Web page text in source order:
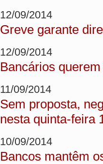
12/09/2014
Greve garante
12/09/2014
Bancários
11/09/2014
Sem proposta,
nesta quinta-feira
10/09/2014
Bancos mantêm